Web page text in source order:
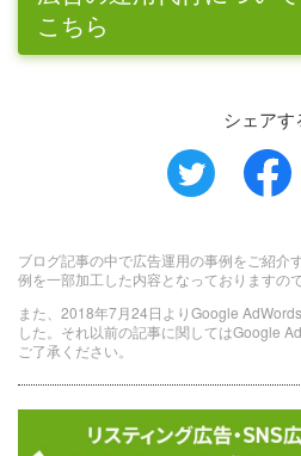
こちら
シェアす
ブログ記事の中で広告運用の事例をご紹介
例を一部加工した内容となっておりますの
また、2018年7月24日よりGoogle
した。それ以前の記事に関してはGoogle
ご了承ください。